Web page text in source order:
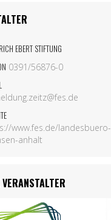
EBERT STIFTUNG
0391/56876-0
www.fes.de/landesbuero-
anhalt